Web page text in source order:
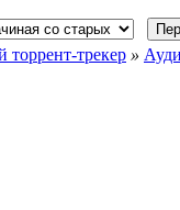
трекер »